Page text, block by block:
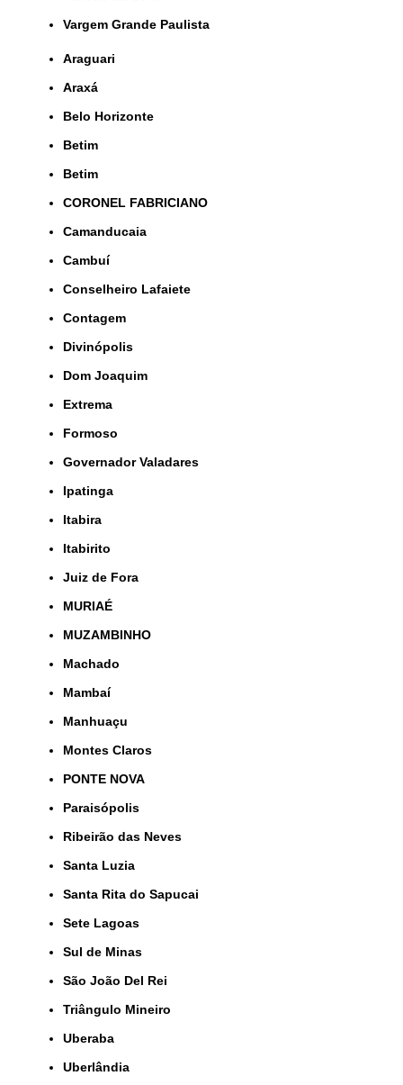
Vargem Grande Paulista
Araguari
Araxá
Belo Horizonte
Betim
Betim
CORONEL FABRICIANO
Camanducaia
Cambuí
Conselheiro Lafaiete
Contagem
Divinópolis
Dom Joaquim
Extrema
Formoso
Governador Valadares
Ipatinga
Itabira
Itabirito
Juiz de Fora
MURIAÉ
MUZAMBINHO
Machado
Mambaí
Manhuaçu
Montes Claros
PONTE NOVA
Paraisópolis
Ribeirão das Neves
Santa Luzia
Santa Rita do Sapucai
Sete Lagoas
Sul de Minas
São João Del Rei
Triângulo Mineiro
Uberaba
Uberlândia